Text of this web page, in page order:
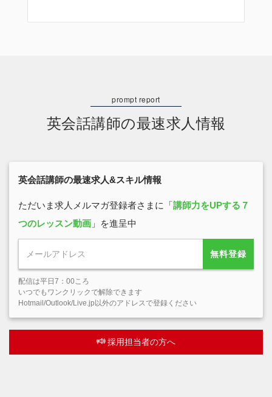
英会話講師の最速求人情報
英会話講師の最速求人&スキル情報
ただいま求人メルマガ登録者さまに「講師力をUPする７
つのレッスン動画 」を進呈中
無料登録
配信は平日7：00ころ
いつでもワンクリックで解除できます
Hotmail/Outlook/Live.jp以外のアドレスで登録ください
採用担当者の方へ